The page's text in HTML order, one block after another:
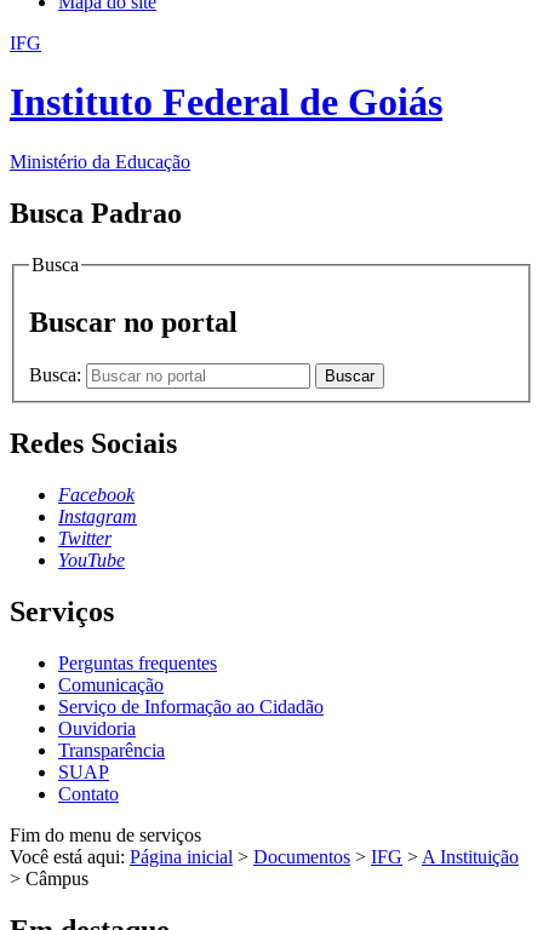
IFG
Instituto Federal de Goiás
Ministério da Educação
Busca Padrao
Busca
Buscar no portal
Busca: Buscar
Redes Sociais
Facebook
Instagram
Twitter
YouTube
Serviços
Perguntas frequentes
Comunicação
Serviço de Informação ao Cidadão
Ouvidoria
Transparência
SUAP
Contato
Fim do menu de serviços
Você está aqui: Página inicial > Documentos > IFG > A Instituição
> Câmpus